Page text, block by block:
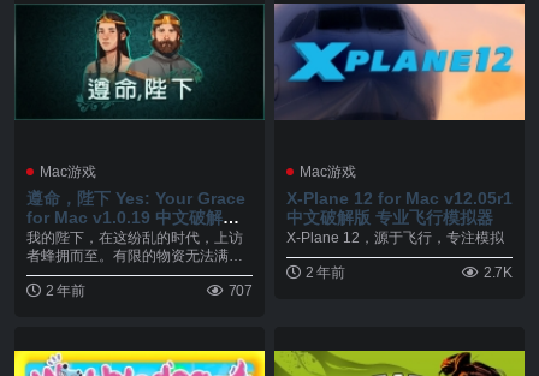
Mac游戏
遵命，陛下 Yes: Your Grace
for Mac v1.0.19 中文破解版
王国管理RPG游戏
我的陛下，在这纷乱的时代，上访
者蜂拥而至。有限的物资无法满足
所有人的需求；除此之...
2 年前
707
Mac游戏
X-Plane 12 for Mac v12.05r1
中文破解版 专业飞行模拟器
X-Plane 12，源于飞行，专注模拟
2 年前 2.7K